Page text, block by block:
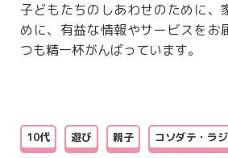
子どもたちのしあわせのために、
めに、有益な情報やサービスをお
つも精一杯がんばっています。
10代 遊び 親子 コソダテ・ラ